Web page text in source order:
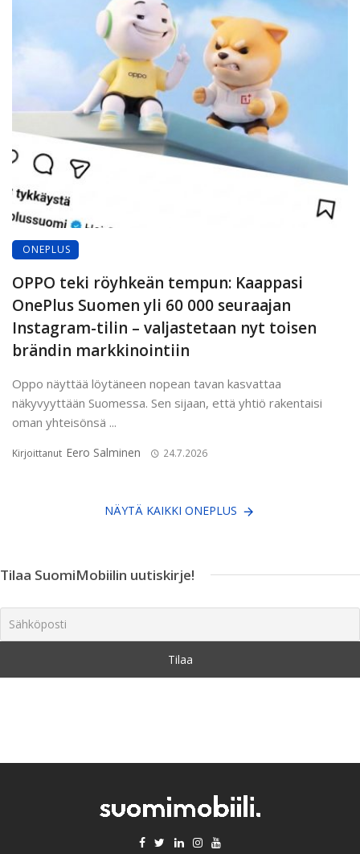
ONEPLUS
OPPO teki röyhkeän tempun: Kaappasi
OnePlus Suomen yli 60 000 seuraajan
Instagram-tilin – valjastetaan nyt toisen
brändin markkinointiin
Oppo näyttää löytäneen nopean tavan kasvattaa
näkyvyyttään Suomessa. Sen sijaan, että yhtiö rakentaisi
oman yhteisönsä ...
Kirjoittanut Eero Salminen 24.7.2026
NÄYTÄ KAIKKI ONEPLUS
Tilaa SuomiMobiilin uutiskirje!